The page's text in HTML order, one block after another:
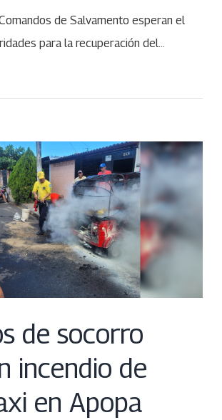
de Salvamento esperan el
para la recuperación del…
de socorro
incendio de
en Apopa